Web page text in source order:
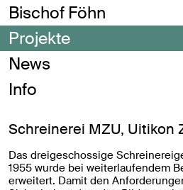
Bischof Föhn
Projekte
News
Info
Schreinerei MZU, Uitikon
Das dreigeschossige
1955 wurde bei weiterlaufendem
erweitert. Damit den